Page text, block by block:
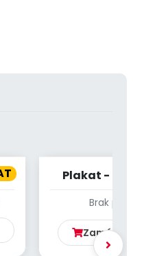
Plakat - Lato
Brak
Zamów ten